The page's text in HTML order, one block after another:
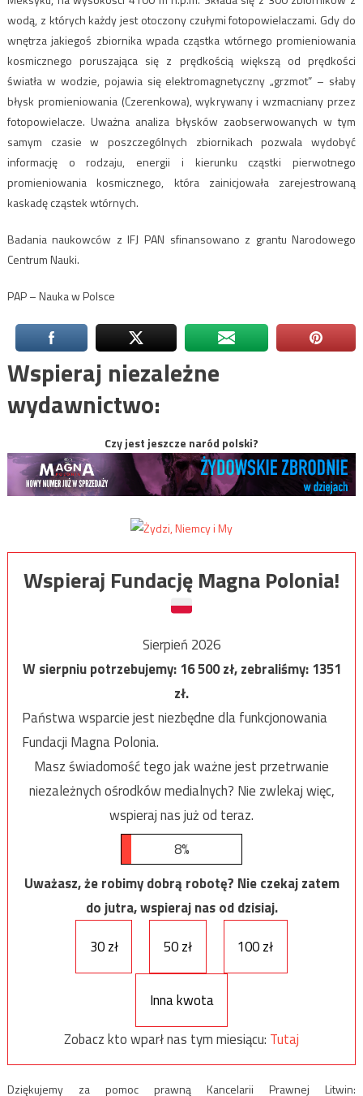
wodą, z których każdy jest otoczony czułymi fotopowielaczami. Gdy do
wnętrza jakiegoś zbiornika wpada cząstka wtórnego promieniowania
kosmicznego poruszająca się z prędkością większą od prędkości
światła w wodzie, pojawia się elektromagnetyczny „grzmot” – słaby
błysk promieniowania (Czerenkowa), wykrywany i wzmacniany przez
fotopowielacze. Uważna analiza błysków zaobserwowanych w tym
samym czasie w poszczególnych zbiornikach pozwala wydobyć
informację o rodzaju, energii i kierunku cząstki pierwotnego
promieniowania kosmicznego, która zainicjowała zarejestrowaną
kaskadę cząstek wtórnych.
Badania naukowców z IFJ PAN sfinansowano z grantu Narodowego
Centrum Nauki.
PAP – Nauka w Polsce
Wspieraj niezależne
wydawnictwo:
Czy jest jeszcze naród polski?
Wspieraj Fundację Magna Polonia!
Sierpień 2026
W sierpniu potrzebujemy:16 500zł, zebraliśmy:1351
zł.
Państwa wsparcie jest niezbędne dla funkcjonowania
Fundacji Magna Polonia.
Masz świadomość tego jak ważne jest przetrwanie
niezależnych ośrodków medialnych? Nie zwlekaj więc,
wspieraj nas już od teraz.
8%
Uważasz, że robimy dobrą robotę? Nie czekaj zatem
do jutra, wspieraj nas od dzisiaj.
30 zł
50 zł 100 zł
Inna kwota
Zobacz kto wparł nas tym miesiącu: Tutaj
Dziękujemy za pomoc prawną Kancelarii Prawnej Litwin: